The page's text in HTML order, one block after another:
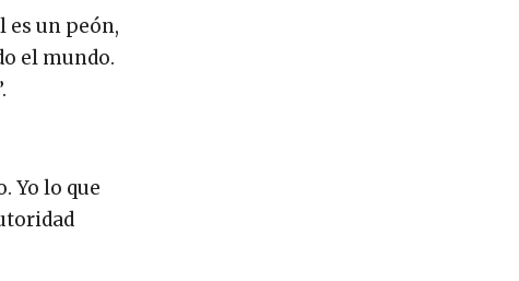
es un peón,
el mundo.
Yo lo que